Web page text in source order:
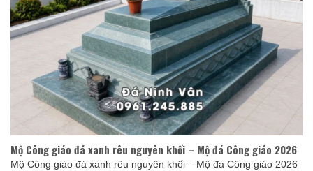
Mộ Công giáo đá xanh rêu nguyên khối – Mộ đá Công giáo 2026
Mộ Công giáo đá xanh rêu nguyên khối – Mộ đá Công giáo 2026